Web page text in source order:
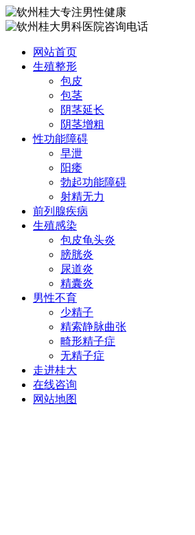
网站首页
生殖整形
包皮
包茎
阴茎延长
阴茎增粗
性功能障碍
早泄
阳痿
勃起功能障碍
射精无力
前列腺疾病
生殖感染
包皮龟头炎
膀胱炎
尿道炎
精囊炎
男性不育
少精子
精索静脉曲张
畸形精子症
无精子症
走进桂大
在线咨询
网站地图